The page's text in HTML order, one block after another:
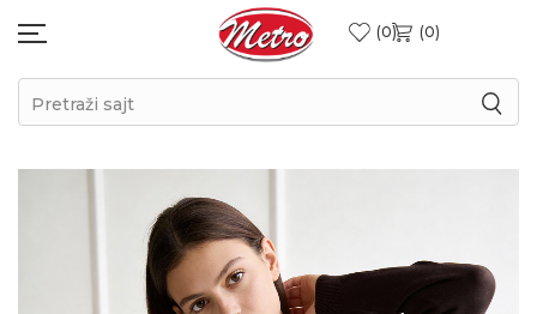
0 0
Pretraži sajt